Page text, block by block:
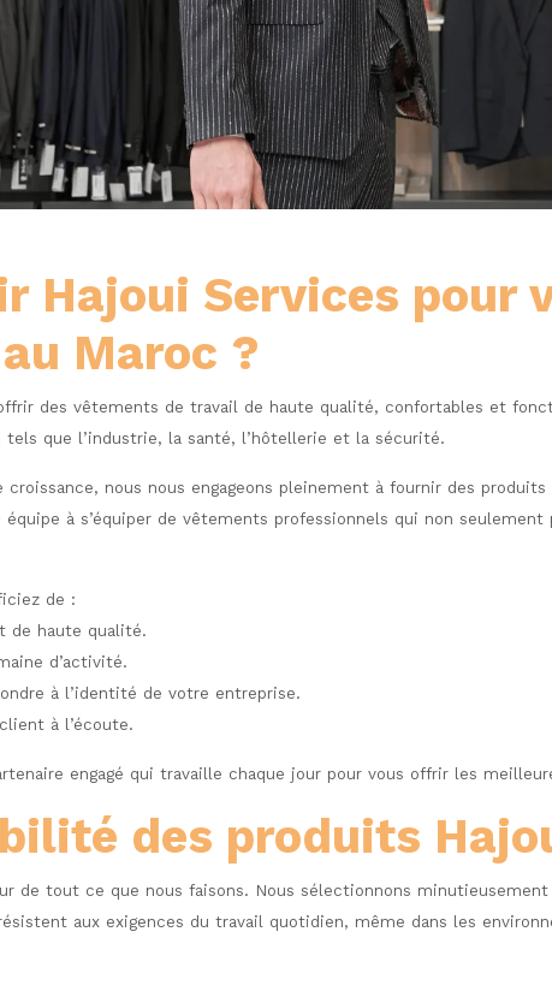
Hajoui Services pour
Maroc ?
des vêtements de travail de haute qualité, confortables et
que l’industrie, la santé, l’hôtellerie et la sécurité.
croissance, nous nous engageons pleinement à fournir des
à s’équiper de vêtements professionnels qui non
de :
de haute qualité.
d’activité.
à l’identité de votre entreprise.
à l’écoute.
engagé qui travaille chaque jour pour vous offrir les
des produits
de tout ce que nous faisons. Nous sélectionnons
aux exigences du travail quotidien, même dans les